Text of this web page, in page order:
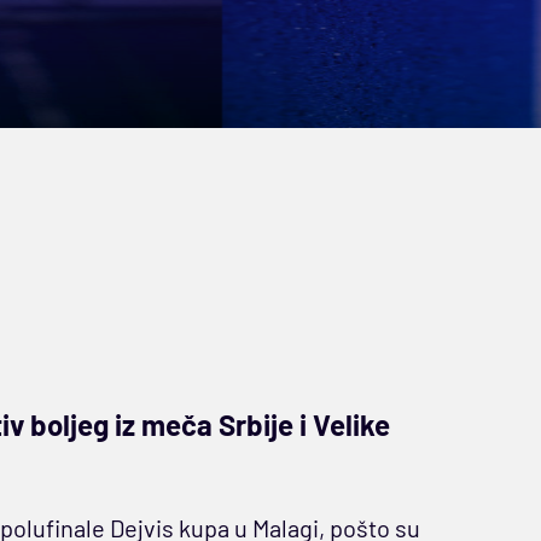
boljeg iz meča Srbije i Velike
Dejvis kupa u Malagi, pošto su